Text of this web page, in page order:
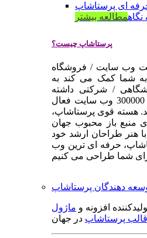
ای پرستاشاپ
نگاهمطالعه بیشتر
پرستاشاپ چیست؟
وب سایت / فروشگاه
شما کمک می کند به
/ شرکتی داشته
باشید. در حال حاضر بیش از 300000 وب سایت فعال
هسته قوی پرستاشاپ،
منبع باز محبوب جهان
با هنر طراحان ارشد خود
حرفه ای ترین وب
دهندگان پرستاشاپ
افزونه و ماژول
قالب پرستاشاپ در جهان